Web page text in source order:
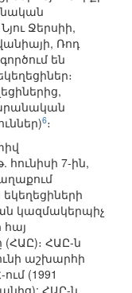
Ջերսիի,
Ռոդ
են
6։
հունիսի 7-ին,
կազմակերպիչ
հայ
ՀԱԸ-ն
աշխարհի
(1991